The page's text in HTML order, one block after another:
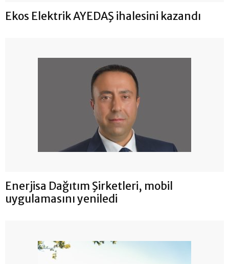
Ekos Elektrik AYEDAŞ ihalesini kazandı
Enerjisa Dağıtım Şirketleri, mobil
uygulamasını yeniledi